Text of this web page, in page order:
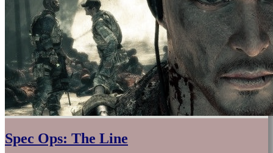
Spec Ops: The Line